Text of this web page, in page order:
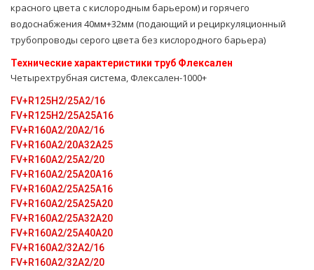
красного цвета с кислородным барьером) и горячего
вoдoснабжeния 40мм+32мм (подающий и рециркуляционный
тpубопроводы серого цвета без кислородного барьера)
Технические характеристики тpуб Флексален
Четырехтpубная система, Флексален-1000+
FV+R125H2/25A2/16
FV+R125H2/25A25А16
FV+R160A2/20A2/16
FV+R160A2/20A32A25
FV+R160A2/25A2/20
FV+R160A2/25A20A16
FV+R160A2/25A25A16
FV+R160A2/25A25A20
FV+R160A2/25A32A20
FV+R160A2/25A40A20
FV+R160A2/32A2/16
FV+R160A2/32A2/20